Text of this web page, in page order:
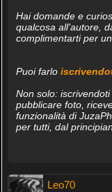
Hai domande e
qualcosa all'autore,
complimentarti per
Puoi farlo
Non solo:
pubblicare foto,
funzionalità di
per tutti, dal
Leo70